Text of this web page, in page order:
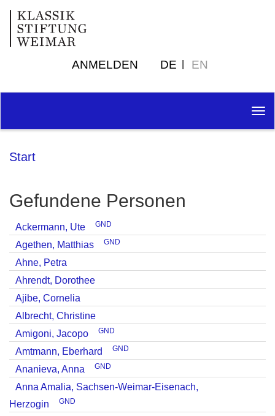
ANMELDEN DE EN
Start
Gefundene Personen
Ackermann, Ute GND
Agethen, Matthias GND
Ahne, Petra
Ahrendt, Dorothee
Ajibe, Cornelia
Albrecht, Christine
Amigoni, Jacopo
GND
Amtmann, Eberhard GND
Ananieva, Anna GND
Anna Amalia, Sachsen-Weimar-Eisenach,
Herzogin
GND